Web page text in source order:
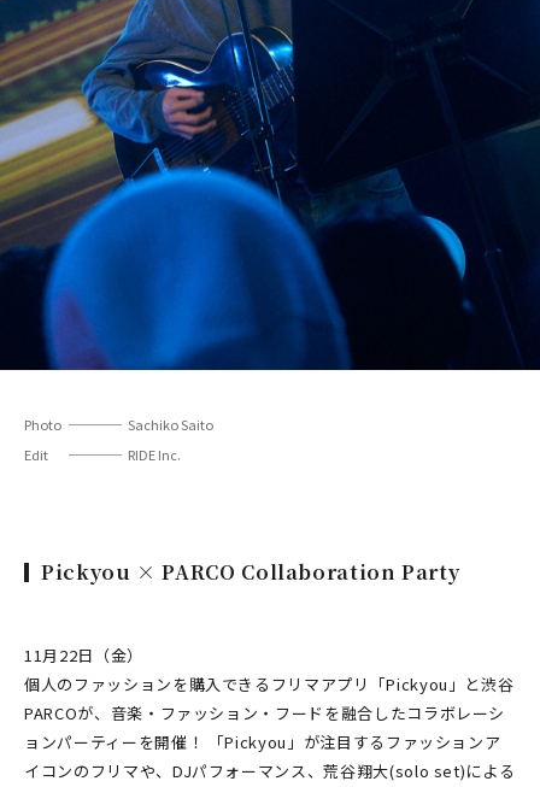
Photo
Sachiko Saito
Edit
RIDE Inc.
Pickyou × PARCO Collaboration Party
11月22日（金）
個人のファッションを購入できるフリマアプリ「Pickyou」と渋谷
PARCOが、音楽・ファッション・フードを融合したコラボレーシ
ョンパーティーを開催！ 「Pickyou」が注目するファッションア
イコンのフリマや、DJパフォーマンス、荒谷翔大(solo set)による